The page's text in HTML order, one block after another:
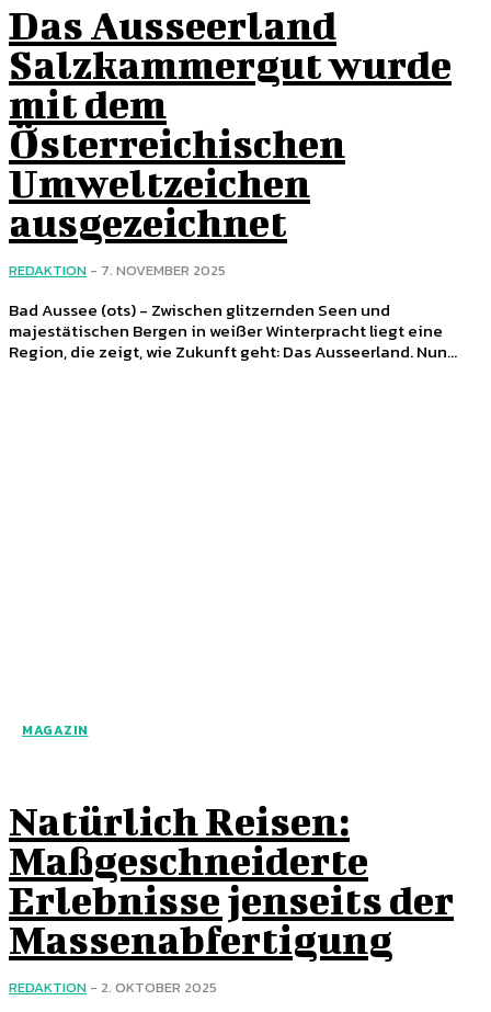
Das Ausseerland
Salzkammergut wurde
mit dem
Österreichischen
Umweltzeichen
ausgezeichnet
REDAKTION - 7. NOVEMBER 2025
Bad Aussee (ots) - Zwischen glitzernden Seen und
majestätischen Bergen in weißer Winterpracht liegt eine
Region, die zeigt, wie Zukunft geht: Das Ausseerland. Nun...
MAGAZIN
Natürlich Reisen:
Maßgeschneiderte
Erlebnisse jenseits der
Massenabfertigung
REDAKTION - 2. OKTOBER 2025